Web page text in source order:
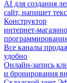
AI для создания
сайт, напишет
Конструктор
интернет-
Все каналы
удобно
Онлайн-запись
и бронирования